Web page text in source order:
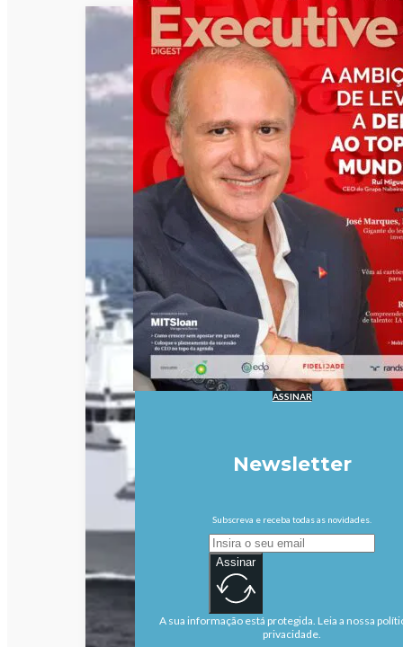
ASSINAR
Newsletter
Subscreva e receba todas as novidades.
Assinar
A sua informação está protegida. Leia a nossa
privacidade.